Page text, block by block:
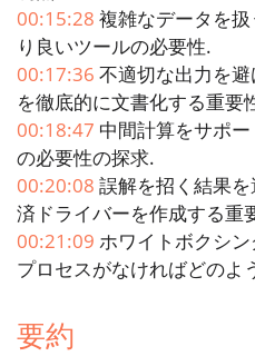
00:15:28 複雑なデータを
り良いツールの必要性.
00:17:36 不適切な出力を
を徹底的に文書化する重要
00:18:47 中間計算をサポ
の必要性の探求.
00:20:08 誤解を招く結果
済ドライバーを作成する重
00:21:09 ホワイトボクシ
プロセスがなければどのよ
要約